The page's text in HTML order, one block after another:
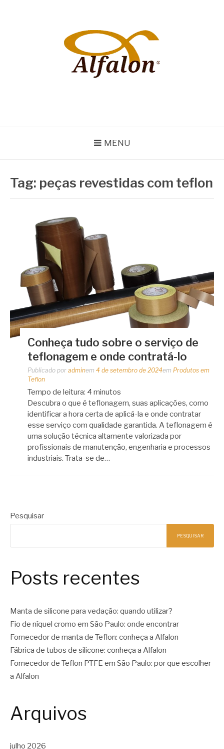
MENU
Tag: peças revestidas com teflon
Conheça tudo sobre o serviço de
teflonagem e onde contratá-lo
Publicado por adminem 4 de setembro de 2024em Produtos em
Teflon
Tempo de leitura: 4 minutos
Descubra o que é teflonagem, suas aplicações, como
identificar a hora certa de aplicá-la e onde contratar
esse serviço com qualidade garantida. A teflonagem é
uma solução técnica altamente valorizada por
profissionais de manutenção, engenharia e processos
industriais. Trata-se de…
Pesquisar
PESQUISAR
Posts recentes
Manta de silicone para vedação: quando utilizar?
Fio de níquel cromo em São Paulo: onde encontrar
Fornecedor de manta de Teflon: conheça a Alfalon
Fábrica de tubos de silicone: conheça a Alfalon
Fornecedor de Teflon PTFE em São Paulo: por que escolher
a Alfalon
Arquivos
julho 2026